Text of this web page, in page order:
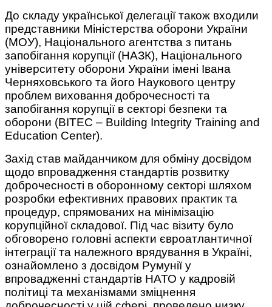
До складу української делегації також входили
представники Міністерства оборони України
(МОУ), Національного агентства з питань
запобігання корупції (НАЗК), Національного
університету оборони України імені Івана
Черняховського та його Наукового центру
проблем виховання доброчесності та
запобігання корупції в секторі безпеки та
оборони (BITEC – Building Integrity Training and
Education Center).
Захід став майданчиком для обміну досвідом
щодо впровадження стандартів розвитку
доброчесності в оборонному секторі шляхом
розробки ефективних правових практик та
процедур, спрямованих на мінімізацію
корупційної складової. Під час візиту було
обговорено головні аспекти євроатлантичної
інтеграції та належного врядування в Україні,
ознайомлено з досвідом Румунії у
впровадженні стандартів НАТО у кадровій
політиці та механізмами зміцнення